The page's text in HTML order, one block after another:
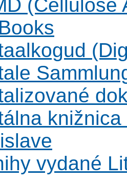
(Cellulose
vydané